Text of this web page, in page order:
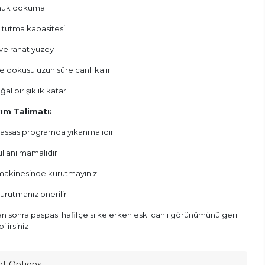
dokuma
tutma kapasitesi
rahat yüzey
dokusu uzun süre canlı kalır
bir şıklık katar
Talimatı:
programda yıkanmalıdır
kurutmayınız
önerilir
sonra paspası hafifçe silkelerken eski canlı görünümünü geri